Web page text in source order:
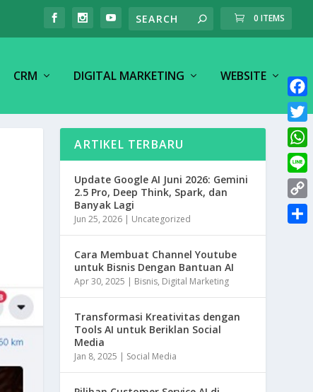
0 ITEMS
CRM DIGITAL MARKETING WEBSITE
ARTIKEL TERBARU
Update Google AI Juni 2026: Gemini
2.5 Pro, Deep Think, Spark, dan
Banyak Lagi
Jun 25, 2026 | Uncategorized
Cara Membuat Channel Youtube
untuk Bisnis Dengan Bantuan AI
Apr 30, 2025 | Bisnis, Digital Marketing
Transformasi Kreativitas dengan
Tools AI untuk Beriklan Social
Media
Jan 8, 2025 | Social Media
F
a
c
e
b
o
o
T
w
i
t
t
W
h
a
L
i
n
C
o